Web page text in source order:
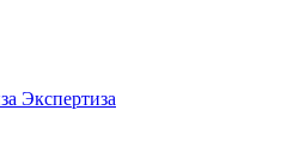
Экспертиза